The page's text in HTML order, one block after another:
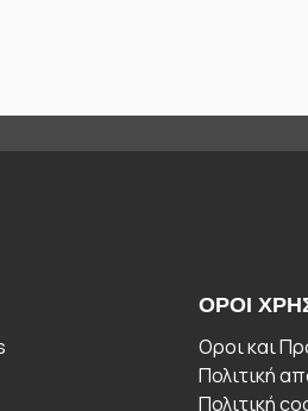
ΟΡΟΙ
Οροι και
Πολιτική
Πολιτική